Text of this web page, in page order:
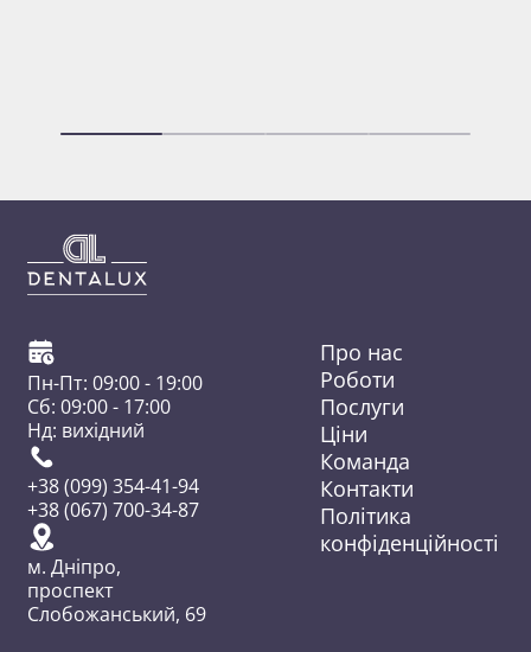
Про нас
Роботи
Послуги
Ціни
Команда
Контакти
Політика
конфіденційності
Пн-Пт: 09:00 - 19:00
Сб: 09:00 - 17:00
Нд: вихідний
+38 (099) 354-41-94
+38 (067) 700-34-87
м. Дніпро,
проспект
Слобожанський, 69